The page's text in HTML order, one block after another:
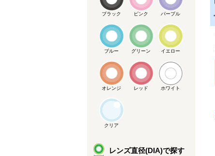
ブラック ピンク パープル
ブルー グリーン イエロー
オレンジ レッド ホワイト
クリア
レンズ直径(DIA)で探す